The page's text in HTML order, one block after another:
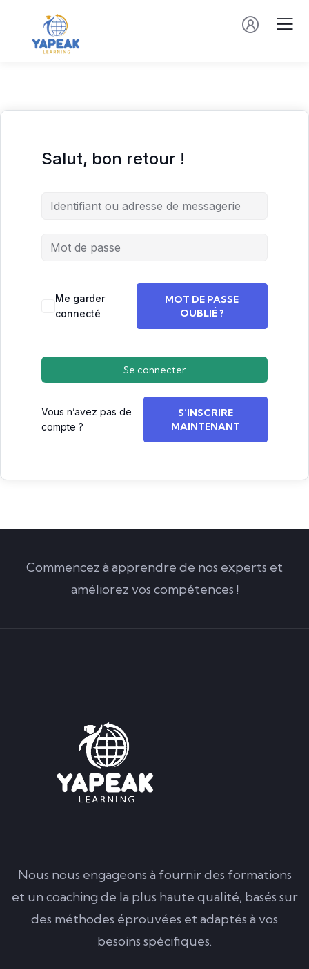
Salut, bon retour !
Me garder
connecté
MOT DE PASSE
OUBLIÉ ?
Se connecter
Vous n’avez pas de
compte ?
S’INSCRIRE
MAINTENANT
Commencez à apprendre de nos experts et
améliorez vos compétences !
Nous nous engageons à fournir des formations
et un coaching de la plus haute qualité, basés sur
des méthodes éprouvées et adaptés à vos
besoins spécifiques.